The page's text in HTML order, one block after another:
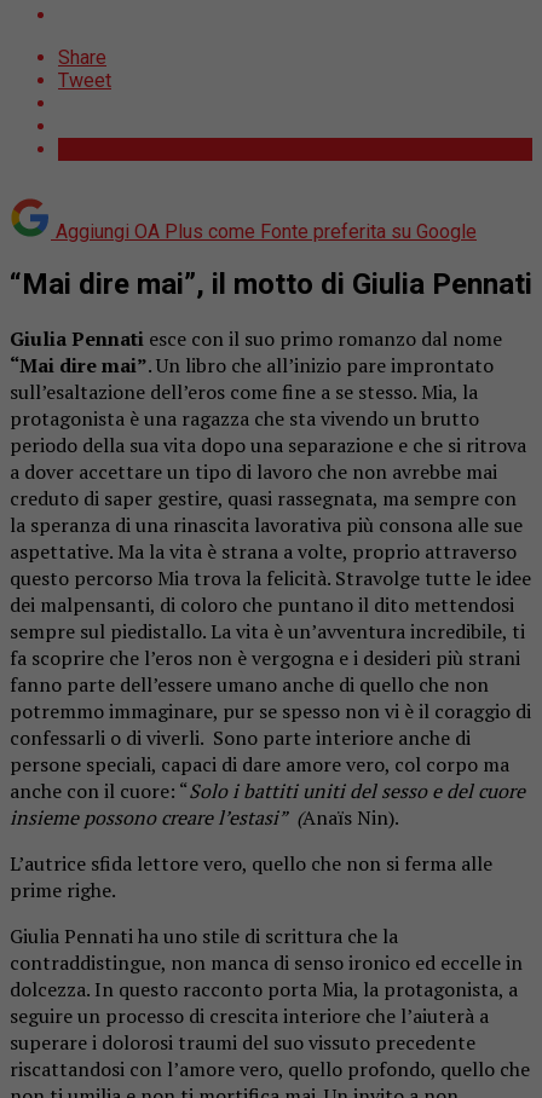
Share
Tweet
Aggiungi OA Plus come Fonte preferita su Google
“Mai dire mai”, il motto di Giulia Pennati
Giulia Pennati esce con il suo primo romanzo dal nome
“Mai dire mai”. Un libro che all’inizio pare improntato
sull’esaltazione dell’eros come fine a se stesso. Mia, la
protagonista è una ragazza che sta vivendo un brutto
periodo della sua vita dopo una separazione e che si ritrova
a dover accettare un tipo di lavoro che non avrebbe mai
creduto di saper gestire, quasi rassegnata, ma sempre con
la speranza di una rinascita lavorativa più consona alle sue
aspettative. Ma la vita è strana a volte, proprio attraverso
questo percorso Mia trova la felicità. Stravolge tutte le idee
dei malpensanti, di coloro che puntano il dito mettendosi
sempre sul piedistallo. La vita è un’avventura incredibile, ti
fa scoprire che l’eros non è vergogna e i desideri più strani
fanno parte dell’essere umano anche di quello che non
potremmo immaginare, pur se spesso non vi è il coraggio di
confessarli o di viverli. Sono parte interiore anche di
persone speciali, capaci di dare amore vero, col corpo ma
anche con il cuore: “Solo i battiti uniti del sesso e del cuore
insieme possono creare l’estasi” (Anaïs Nin).
L’autrice sfida lettore vero, quello che non si ferma alle
prime righe.
Giulia Pennati ha uno stile di scrittura che la
contraddistingue, non manca di senso ironico ed eccelle in
dolcezza. In questo racconto porta Mia, la protagonista, a
seguire un processo di crescita interiore che l’aiuterà a
superare i dolorosi traumi del suo vissuto precedente
riscattandosi con l’amore vero, quello profondo, quello che